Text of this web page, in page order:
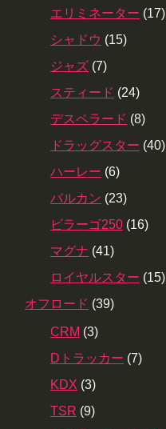
エリミネーター (17)
シャドウ (15)
ジャズ (7)
スティード (24)
デスペラード (8)
ドラッグスター (40)
ハーレー (6)
バルカン (23)
ビラーゴ250 (16)
マグナ (41)
ロイヤルスター (15)
オフロード (39)
CRM (3)
Dトラッカー (7)
KDX (3)
TSR (9)